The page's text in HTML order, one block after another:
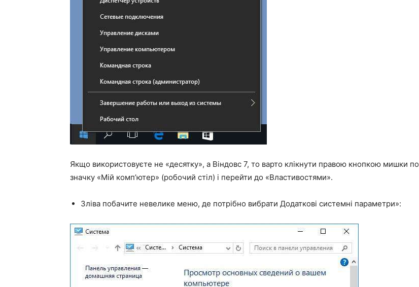
Якщо використовуєте не «десятку», а Віндовс 7, то варто клікнути правою кнопкою мишки по
значку «Мій комп’ютер» (робочий стіл) і перейти до «Властивостями».
Зліва побачите невелике меню, де потрібно вибрати Додаткові системні параметри»: